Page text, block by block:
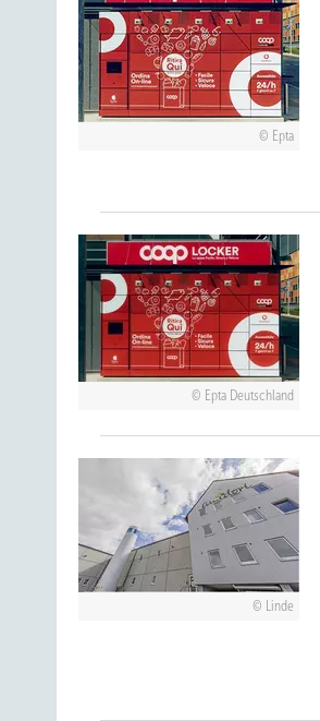
Epta
Epta Deutschland
Linde